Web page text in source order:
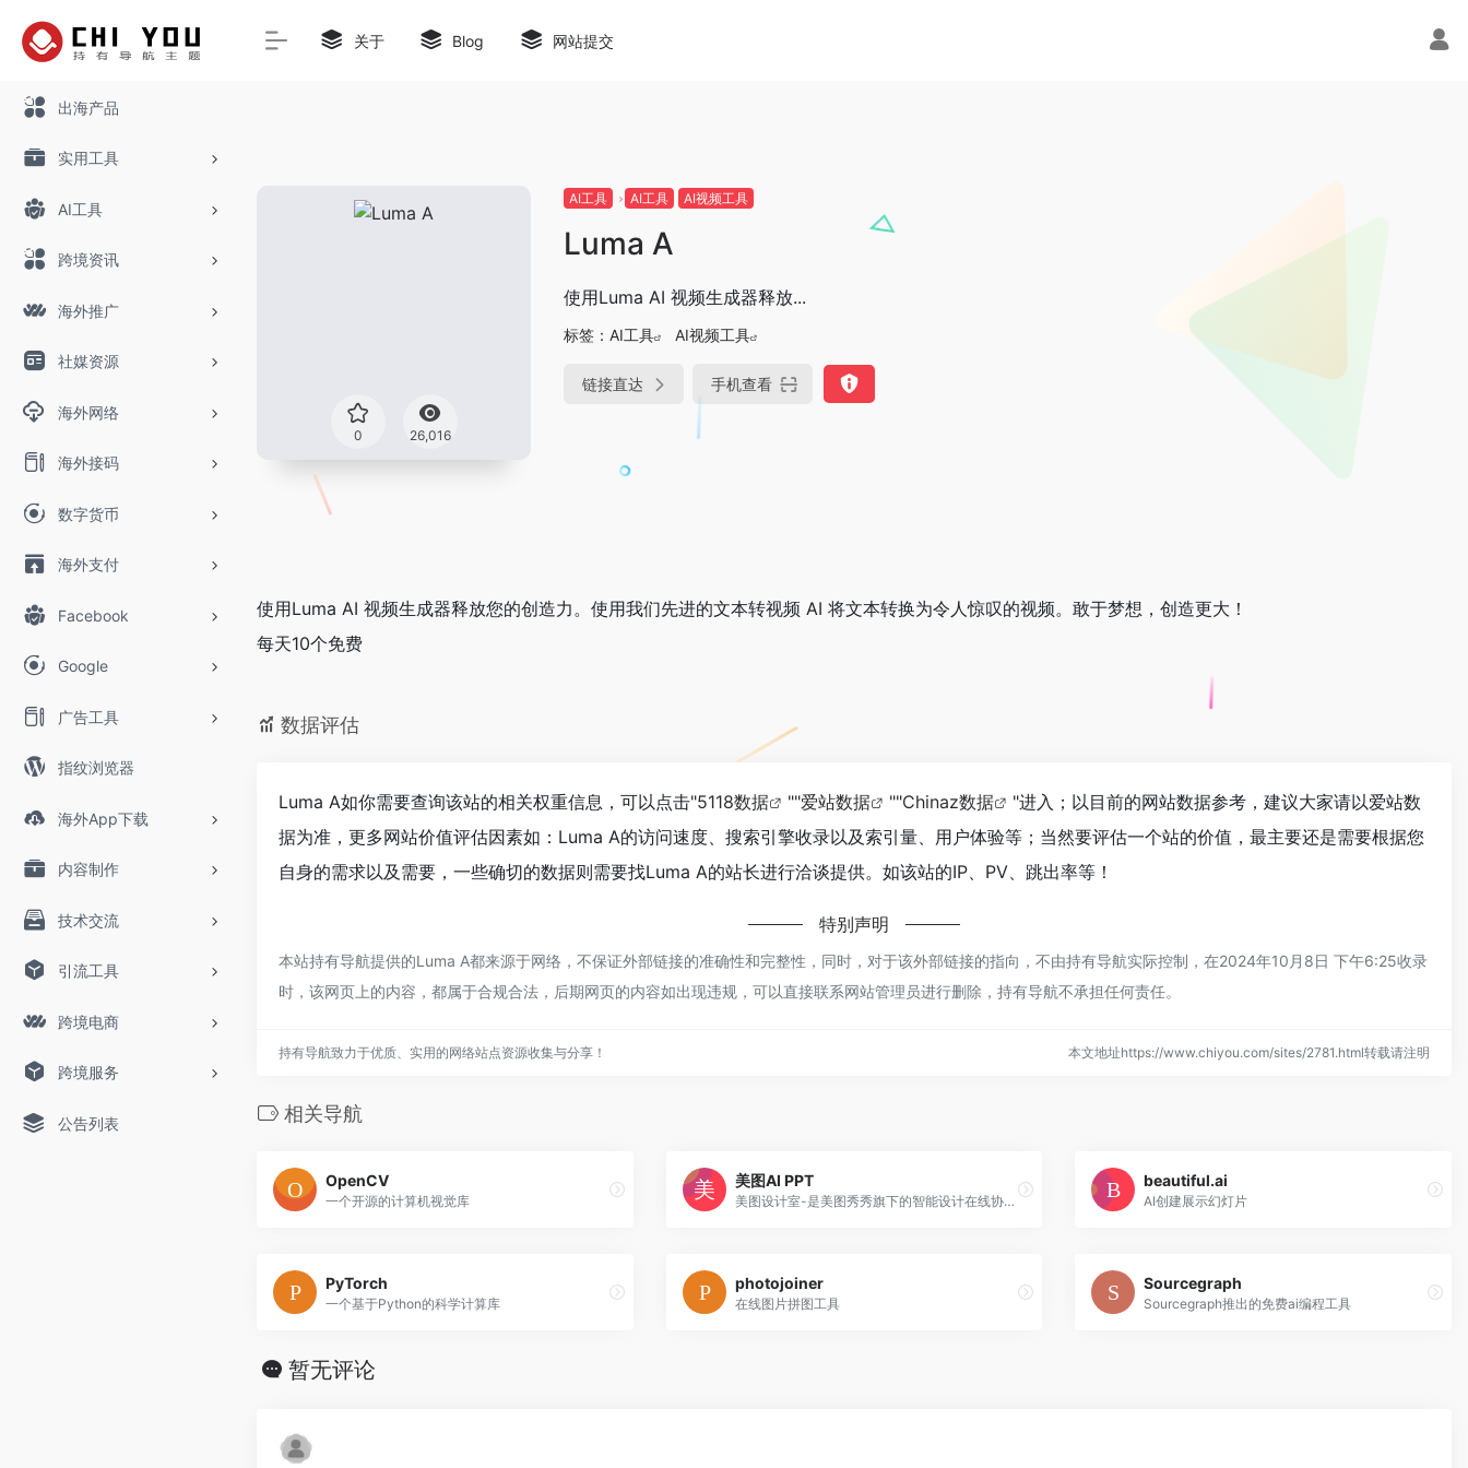
出海产品
实用工具
AI工具
跨境资讯
海外推广
社媒资源
海外网络
海外接码
数字货币
海外支付
Facebook
Google
广告工具
指纹浏览器
海外App下载
内容制作
技术交流
引流工具
跨境电商
跨境服务
公告列表
关于 Blog 网站提交
0 26,016
AI工具 AI工具 AI视频工具
Luma A
使用Luma AI 视频生成器释放...
标签： AI工具 AI视频工具
链接直达 手机查看
使用Luma AI 视频生成器释放您的创造力。使用我们先进的文本转视频 AI 将文本转换为令人惊叹的视频。敢于梦想，创造更大！
每天10个免费
数据评估
Luma A如你需要查询该站的相关权重信息，可以点击"5118数据 ""爱站数据 ""Chinaz数据
"进入；以目前的网站数据参考，建议大家请以爱站数
据为准，更多网站价值评估因素如：Luma A的访问速度、搜索引擎收录以及索引量、用户体验等；当然要评估一个站的价值，最主要还是需要根据您
自身的需求以及需要，一些确切的数据则需要找Luma A的站长进行洽谈提供。如该站的IP、PV、跳出率等！
特别声明
本站持有导航提供的Luma A都来源于网络，不保证外部链接的准确性和完整性，同时，对于该外部链接的指向，不由持有导航实际控制，在2024年10月8日 下午6:25收录
时，该网页上的内容，都属于合规合法，后期网页的内容如出现违规，可以直接联系网站管理员进行删除，持有导航不承担任何责任。
持有导航致力于优质、实用的网络站点资源收集与分享！ 本文地址https://www.chiyou.com/sites/2781.html转载请注明
相关导航
OpenCV
一个开源的计算机视觉库
美图AI PPT
美图设计室-是美图秀秀旗下的智能设计在线协作平台，是一款平面设计工具和在线平面设计软件,提供海量海报模板,跨境电商模板,跨境电商banner,跨境电商主图,邀请函,公告通知,喜报,logo等免费设计素材和模板,可在线一键稿定设计,智能生成海报,一键换色,一键换装,一键去水印,图片高清修复,无损放大,抠图,拼图。
beautiful.ai
AI创建展示幻灯片
PyTorch
一个基于Python的科学计算库
photojoiner
在线图片拼图工具
Sourcegraph
Sourcegraph推出的免费ai编程工具
暂无评论